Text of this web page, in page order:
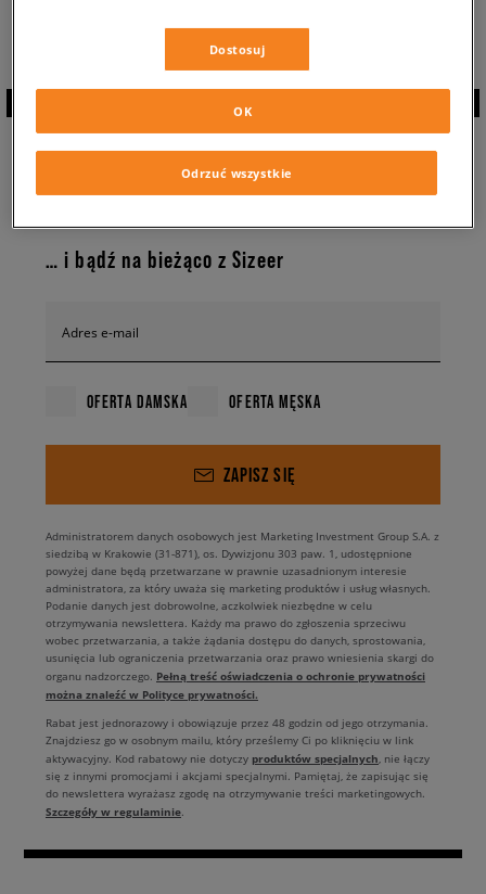
ZAPISZ SIĘ DO
NEWSLETTERA
… i bądź na bieżąco z Sizeer
Adres e-mail
OFERTA DAMSKA OFERTA MĘSKA
ZAPISZ SIĘ
Administratorem danych osobowych jest Marketing Investment Group S.A. z
siedzibą w Krakowie (31-871), os. Dywizjonu 303 paw. 1, udostępnione
powyżej dane będą przetwarzane w prawnie uzasadnionym interesie
administratora, za który uważa się marketing produktów i usług własnych.
Podanie danych jest dobrowolne, aczkolwiek niezbędne w celu
otrzymywania newslettera. Każdy ma prawo do zgłoszenia sprzeciwu
wobec przetwarzania, a także żądania dostępu do danych, sprostowania,
usunięcia lub ograniczenia przetwarzania oraz prawo wniesienia skargi do
organu nadzorczego. Pełną treść oświadczenia o ochronie prywatności
można znaleźć w Polityce prywatności.
Rabat jest jednorazowy i obowiązuje przez 48 godzin od jego otrzymania.
Znajdziesz go w osobnym mailu, który prześlemy Ci po kliknięciu w link
aktywacyjny. Kod rabatowy nie dotyczy produktów specjalnych, nie łączy
się z innymi promocjami i akcjami specjalnymi. Pamiętaj, że zapisując się
do newslettera wyrażasz zgodę na otrzymywanie treści marketingowych.
Szczegóły w regulaminie.
Dostosuj
Odrzuć wszystkie
OK